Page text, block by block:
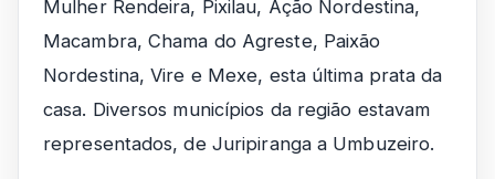
Mulher Rendeira, Pixilau, Ação Nordestina,
Macambra, Chama do Agreste, Paixão
Nordestina, Vire e Mexe, esta última prata da
casa. Diversos municípios da região estavam
representados, de Juripiranga a Umbuzeiro.